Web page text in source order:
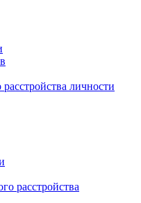
личности
расстройства